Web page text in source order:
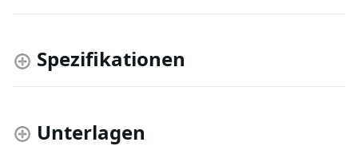
Spezifikationen
Unterlagen